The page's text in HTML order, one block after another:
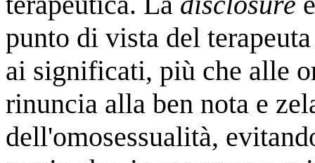
punto di vista del
ai significati, più che alle
rinuncia alla ben nota e
dell'omosessualità,